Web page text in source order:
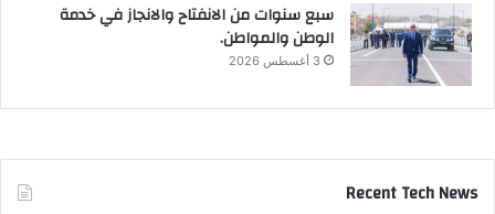
سبع سنوات من الانفتاح والانجاز في خدمة
الوطن والمواطن.
3 أغسطس 2026
Recent Tech News